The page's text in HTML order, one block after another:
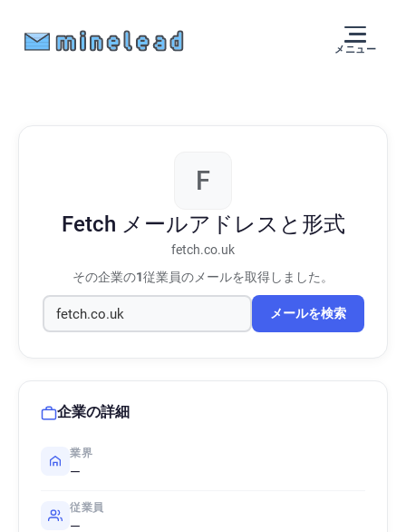
メニュー
F
Fetch メールアドレスと形式
fetch.co.uk
その企業の1従業員のメールを取得しました。
メールを検索
企業の詳細
業界
—
従業員
—